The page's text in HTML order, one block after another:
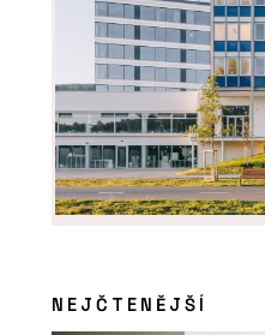
NEJČTENĚJŠÍ